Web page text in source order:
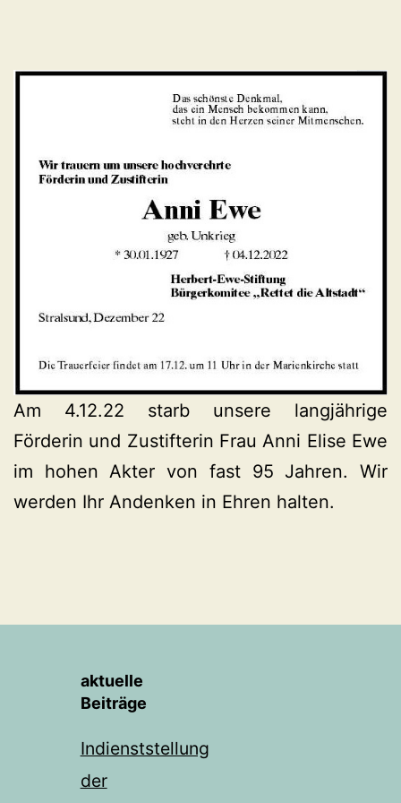
Am 4.12.22 starb unsere langjährige
Förderin und Zustifterin Frau Anni Elise Ewe
im hohen Akter von fast 95 Jahren. Wir
werden Ihr Andenken in Ehren halten.
aktuelle
Beiträge
Indienststellung
der